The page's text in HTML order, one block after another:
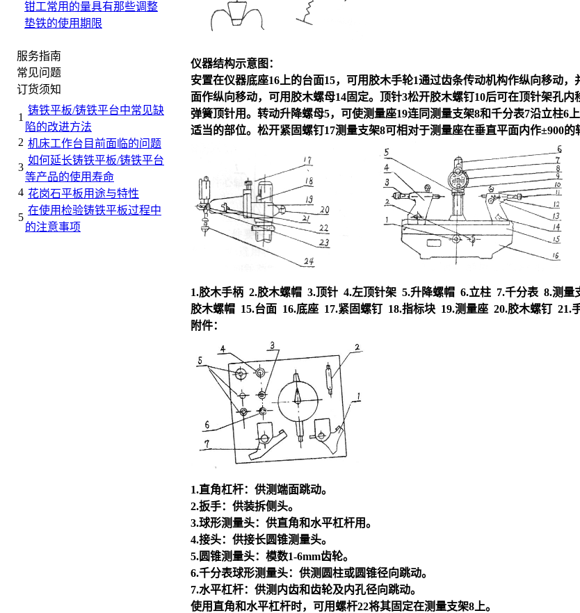
钳工常用的量具有那些调整
垫铁的使用期限
服务指南
常见问题
订货须知
1
铸铁平板/铸铁平台中常见缺
陷的改进方法
2 机床工作台目前面临的问题
3
如何延长铸铁平板/铸铁平台
等产品的使用寿命
4 花岗石平板用途与特性
5
在使用检验铸铁平板过程中
的注意事项
仪器结构示意图：
安置在仪器底座16上的台面15，可用胶木手轮1通过齿条传动机构作纵向移动
面作纵向移动，可用胶木螺母14固定。顶针3松开胶木螺钉10后可在顶针架孔
弹簧顶针用。转动升降螺母5，可使测量座19连同测量支架8和千分表7沿立柱
适当的部位。松开紧固螺钉17测量支架8可相对于测量座在垂直平面内作±900的
1.胶木手柄 2.胶木螺帽 3.顶针 4.左顶针架 5.升降螺帽 6.立柱 7.千分表 8.测
胶木螺帽 15.台面 16.底座 17.紧固螺钉 18.指标块 19.测量座 20.胶木螺钉 21.
附件：
1.直角杠杆：供测端面跳动。
2.扳手：供装拆侧头。
3.球形测量头：供直角和水平杠杆用。
4.接头：供接长圆锥测量头。
5.圆锥测量头：模数1-6mm齿轮。
6.千分表球形测量头：供测圆柱或圆锥径向跳动。
7.水平杠杆：供测内齿和齿轮及内孔径向跳动。
使用直角和水平杠杆时，可用螺杆22将其固定在测量支架8上。